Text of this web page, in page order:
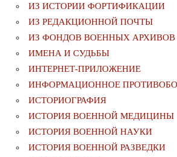
ИЗ ИСТОРИИ ФОРТИФИКАЦИИ
ИЗ РЕДАКЦИОННОЙ ПОЧТЫ
ИЗ ФОНДОВ ВОЕННЫХ АРХИВОВ
ИМЕНА И СУДЬБЫ
ИНТЕРНЕТ-ПРИЛОЖЕНИЕ
ИНФОРМАЦИОННОЕ
ИСТОРИОГРАФИЯ
ИСТОРИЯ ВОЕННОЙ МЕДИЦИНЫ
ИСТОРИЯ ВОЕННОЙ НАУКИ
ИСТОРИЯ ВОЕННОЙ РАЗВЕДКИ